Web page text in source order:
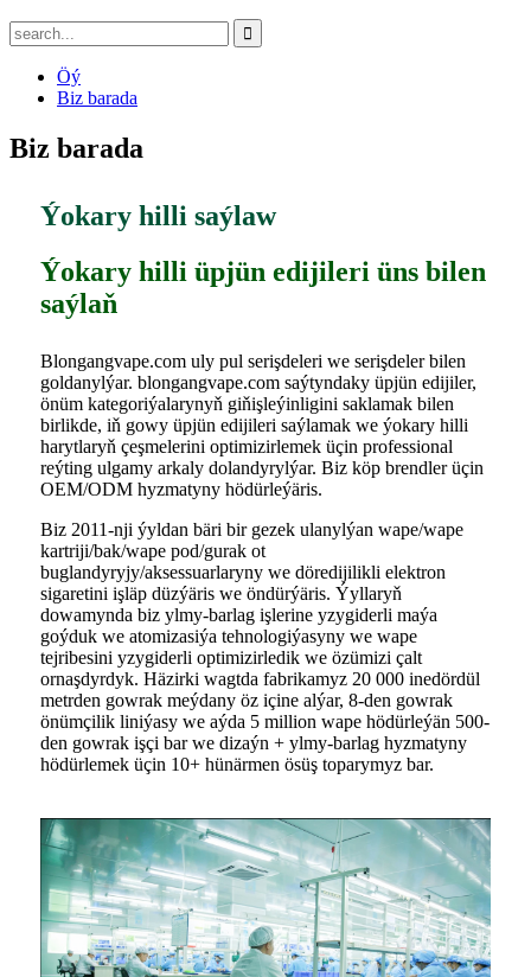
Öý
Biz barada
Biz barada
Ýokary hilli saýlaw
Ýokary hilli üpjün edijileri üns bilen
saýlaň
Blongangvape.com uly pul serişdeleri we serişdeler bilen
goldanylýar. blongangvape.com saýtyndaky üpjün edijiler,
önüm kategoriýalarynyň giňişleýinligini saklamak bilen
birlikde, iň gowy üpjün edijileri saýlamak we ýokary hilli
harytlaryň çeşmelerini optimizirlemek üçin professional
reýting ulgamy arkaly dolandyrylýar. Biz köp brendler üçin
OEM/ODM hyzmatyny hödürleýäris.
Biz 2011-nji ýyldan bäri bir gezek ulanylýan wape/wape
kartriji/bak/wape pod/gurak ot
buglandyryjy/aksessuarlaryny we döredijilikli elektron
sigaretini işläp düzýäris we öndürýäris. Ýyllaryň
dowamynda biz ylmy-barlag işlerine yzygiderli maýa
goýduk we atomizasiýa tehnologiýasyny we wape
tejribesini yzygiderli optimizirledik we özümizi çalt
ornaşdyrdyk. Häzirki wagtda fabrikamyz 20 000 inedördül
metrden gowrak meýdany öz içine alýar, 8-den gowrak
önümçilik liniýasy we aýda 5 million wape hödürleýän 500-
den gowrak işçi bar we dizaýn + ylmy-barlag hyzmatyny
hödürlemek üçin 10+ hünärmen ösüş toparymyz bar.